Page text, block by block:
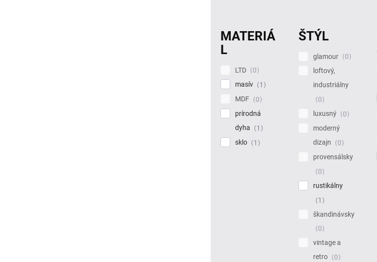
MATERIÁ
L
LTD
0
masív
1
MDF
0
prírodná
dyha
1
sklo
1
ŠTÝL
glamour
0
loftový,
industriálny
0
luxusný
0
moderný
dizajn
0
provensálsky
0
rustikálny
1
škandinávsky
0
vintage a
retro
0